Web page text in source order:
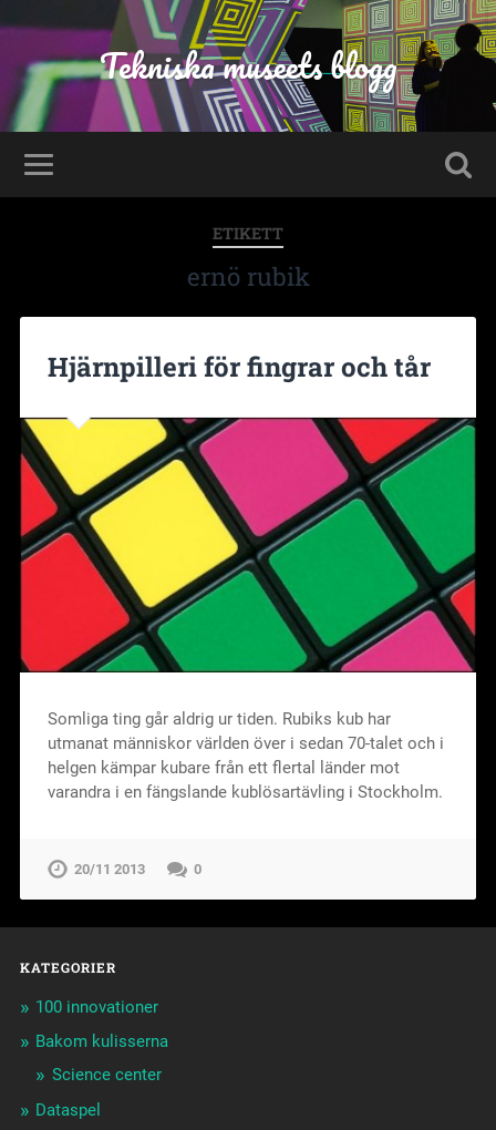
Tekniska museets blogg
ETIKETT
ernö rubik
Hjärnpilleri för fingrar och tår
Somliga ting går aldrig ur tiden. Rubiks kub har
utmanat människor världen över i sedan 70-talet och i
helgen kämpar kubare från ett flertal länder mot
varandra i en fängslande kublösartävling i Stockholm.
20/11 2013 0
KATEGORIER
100 innovationer
Bakom kulisserna
Science center
Dataspel